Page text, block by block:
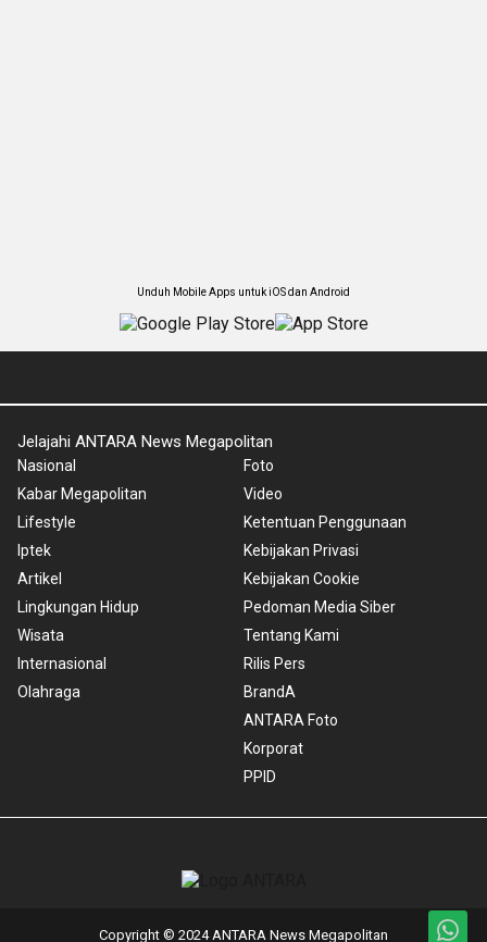
Unduh Mobile Apps untuk iOS dan Android
Jelajahi ANTARA News Megapolitan
Nasional
Kabar Megapolitan
Lifestyle
Iptek
Artikel
Lingkungan Hidup
Wisata
Internasional
Olahraga
Foto
Video
Ketentuan Penggunaan
Kebijakan Privasi
Kebijakan Cookie
Pedoman Media Siber
Tentang Kami
Rilis Pers
BrandA
ANTARA Foto
Korporat
PPID
Copyright © 2024 ANTARA News Megapolitan